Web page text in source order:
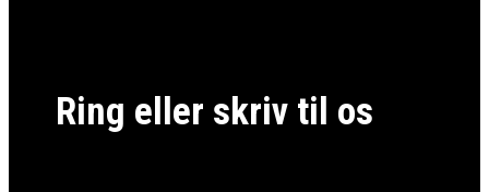
Ring eller skriv til os